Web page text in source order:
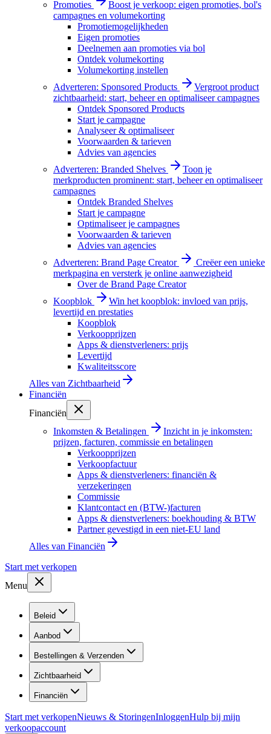
Promoties
Boost je verkoop: eigen promoties, bol's
campagnes en volumekorting
Promotiemogelijkheden
Eigen promoties
Deelnemen aan promoties via bol
Ontdek volumekorting
Volumekorting instellen
Adverteren: Sponsored Products
Vergroot product
zichtbaarheid: start, beheer en optimaliseer campagnes
Ontdek Sponsored Products
Start je campagne
Analyseer & optimaliseer
Voorwaarden & tarieven
Advies van agencies
Adverteren: Branded Shelves
Toon je
merkproducten prominent: start, beheer en optimaliseer
campagnes
Ontdek Branded Shelves
Start je campagne
Optimaliseer je campagnes
Voorwaarden & tarieven
Advies van agencies
Adverteren: Brand Page Creator
Creëer een unieke
merkpagina en versterk je online aanwezigheid
Over de Brand Page Creator
Koopblok
Win het koopblok: invloed van prijs,
levertijd en prestaties
Koopblok
Verkoopprijzen
Apps & dienstverleners: prijs
Levertijd
Kwaliteitsscore
Alles van Zichtbaarheid
Financiën
Financiën
Inkomsten & Betalingen
Inzicht in je inkomsten:
prijzen, facturen, commissie en betalingen
Verkoopprijzen
Verkoopfactuur
Apps & dienstverleners: financiën &
verzekeringen
Commissie
Klantcontact en (BTW-)facturen
Apps & dienstverleners: boekhouding & BTW
Partner gevestigd in een niet-EU land
Alles van Financiën
Start met verkopen
Menu
Beleid
Aanbod
Bestellingen & Verzenden
Zichtbaarheid
Financiën
Start met verkopenNieuws & StoringenInloggenHulp bij mijn
verkoopaccount